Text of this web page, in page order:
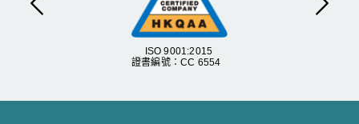
ISO 9001:2015
證書編號：CC 6554
上一頁 下一頁